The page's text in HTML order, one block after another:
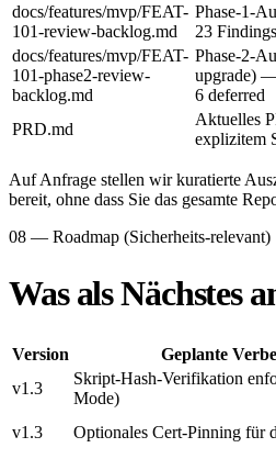
docs/features/mvp/FEAT-
101-review-backlog.md
Phase-1-
23
docs/features/mvp/FEAT-
101-phase2-review-
backlog.md
Phase-2-
upgrade)
6 deferred
PRD.md
Aktuelles
explizitem
Auf Anfrage stellen wir kuratierte
bereit, ohne dass Sie das gesamte
08 — Roadmap (Sicherheits-relevant)
Was als Nächstes
Version Geplante
v1.3
Skript-Hash-Verifikation
Mode)
v1.3
Optionales Cert-Pinning für